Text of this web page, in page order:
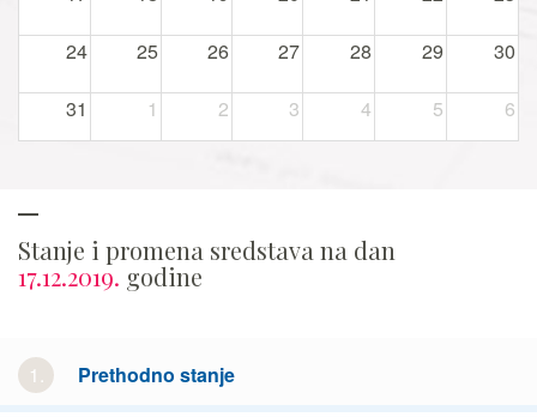
24 25 26 27 28 29 30
31 1 2 3 4 5 6
Stanje i promena sredstava na dan
17.12.2019. godine
1. Prethodno stanje